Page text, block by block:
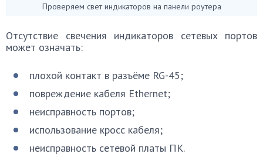
Проверяем свет индикаторов на панели роутера
Отсутствие свечения индикаторов сетевых портов
может означать:
плохой контакт в разъёме RG-45;
повреждение кабеля Ethernet;
неисправность портов;
использование кросс кабеля;
неисправность сетевой платы ПК.